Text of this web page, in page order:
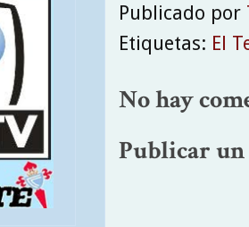
Publicado por
Etiquetas: El
No hay
Publicar